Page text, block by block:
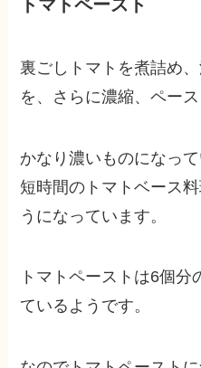
トマトペースト
裏ごしトマトを煮詰め
を、さらに濃縮、ペー
かなり濃いものになっ
短時間のトマトベース
うになっています。
トマトペーストは6個分
ているようです。